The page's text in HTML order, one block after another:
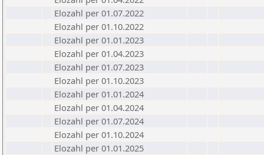
Elozahl per 01.07.2022
Elozahl per 01.10.2022
Elozahl per 01.01.2023
Elozahl per 01.04.2023
Elozahl per 01.07.2023
Elozahl per 01.10.2023
Elozahl per 01.01.2024
Elozahl per 01.04.2024
Elozahl per 01.07.2024
Elozahl per 01.10.2024
Elozahl per 01.01.2025